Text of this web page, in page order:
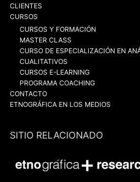
CLIENTES
CURSOS
CURSOS Y FORMACIÓN
MASTER CLASS
CURSO DE ESPECIALIZACIÓN EN
CUALITATIVOS
CURSOS E-LEARNING
PROGRAMA COACHING
CONTACTO
ETNOGRÁFICA EN LOS MEDIOS
SITIO RELACIONADO